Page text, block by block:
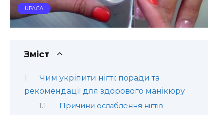
КРАСА
Зміст
Чим укріпити нігті: поради та
рекомендації для здорового манікюру
Причини ослаблення нігтів